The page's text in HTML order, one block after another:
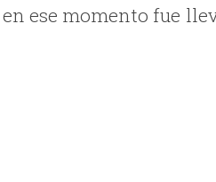
ese momento fue